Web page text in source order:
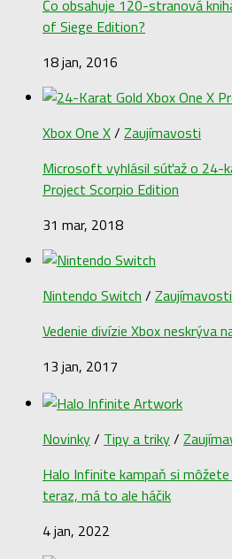
Čo obsahuje 120-stranová
of Siege Edition?
18 jan, 2016
Xbox One X/ Zaujímavosti
Microsoft vyhlásil súťaž o 24-
Project Scorpio Edition
31 mar, 2018
Nintendo Switch / Zaujímavosti
Vedenie divízie Xbox neskrýva
13 jan, 2017
Novinky/ Tipy a triky/
Halo Infinite kampaň si
teraz, má to ale háčik
4 jan, 2022